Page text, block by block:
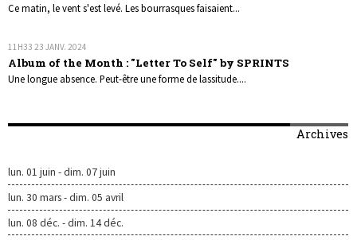
Ce matin, le vent s'est levé. Les bourrasques faisaient...
11H33 23 JANV. 2024
Album of the Month : "Letter To Self" by SPRINTS
Une longue absence. Peut-être une forme de lassitude....
Archives
lun. 01 juin - dim. 07 juin
lun. 30 mars - dim. 05 avril
lun. 08 déc. - dim. 14 déc.